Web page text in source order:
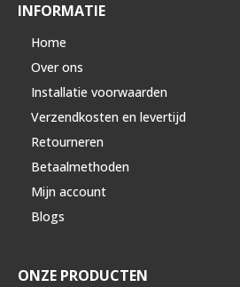
INFORMATIE
Home
Over ons
Installatie voorwaarden
Verzendkosten en levertijd
Retourneren
Betaalmethoden
Mijn account
Blogs
ONZE PRODUCTEN